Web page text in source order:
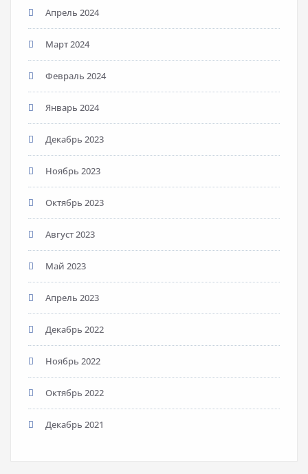
Апрель 2024
Март 2024
Февраль 2024
Январь 2024
Декабрь 2023
Ноябрь 2023
Октябрь 2023
Август 2023
Май 2023
Апрель 2023
Декабрь 2022
Ноябрь 2022
Октябрь 2022
Декабрь 2021